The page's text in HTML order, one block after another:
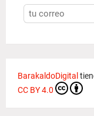
BarakaldoDigital
CC BY 4.0